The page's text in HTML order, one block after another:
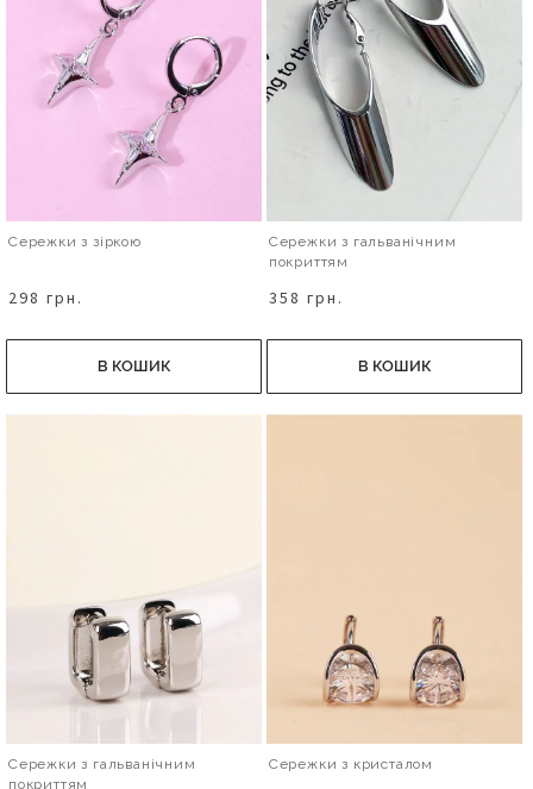
Сережки з зіркою
298 грн.
В КОШИК
Сережки з гальванічним
покриттям
358 грн.
В КОШИК
Сережки з гальванічним
покриттям
Сережки з кристалом